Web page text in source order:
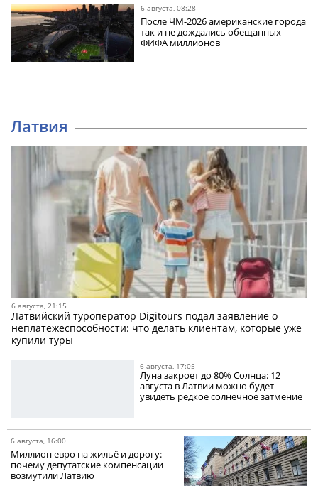
6 августа, 08:28
После ЧМ-2026 американские города
так и не дождались обещанных
ФИФА миллионов
Латвия
6 августа, 21:15
Латвийский туроператор Digitours подал заявление о
неплатежеспособности: что делать клиентам, которые уже
купили туры
6 августа, 17:05
Луна закроет до 80% Солнца: 12
августа в Латвии можно будет
увидеть редкое солнечное затмение
6 августа, 16:00
Миллион евро на жильё и дорогу:
почему депутатские компенсации
возмутили Латвию